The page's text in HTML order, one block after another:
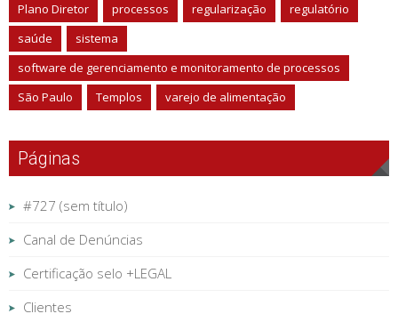
Plano Diretor
processos regularização
regulatório
saúde
sistema
software de gerenciamento e monitoramento de processos
São Paulo
Templos varejo de alimentação
Páginas
#727 (sem título)
Canal de Denúncias
Certificação selo +LEGAL
Clientes